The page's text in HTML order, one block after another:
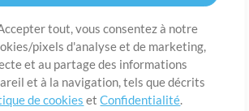
tout, vous consentez à notre
pixels d'analyse et de marketing,
et au partage des informations
et à la navigation, tels que décrits
de cookies etConfidentialité.
d’utilisation Confidentialité
Préférences en
de cookies
Contact
MultiTracks LLC. Tous droits réservés.